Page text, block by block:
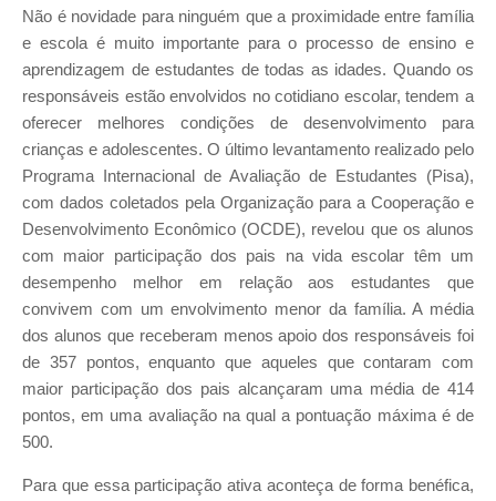
Não é novidade para ninguém que a proximidade entre família
e escola é muito importante para o processo de ensino e
aprendizagem de estudantes de todas as idades. Quando os
responsáveis estão envolvidos no cotidiano escolar, tendem a
oferecer melhores condições de desenvolvimento para
crianças e adolescentes. O último levantamento realizado pelo
Programa Internacional de Avaliação de Estudantes (Pisa),
com dados coletados pela Organização para a Cooperação e
Desenvolvimento Econômico (OCDE), revelou que os alunos
com maior participação dos pais na vida escolar têm um
desempenho melhor em relação aos estudantes que
convivem com um envolvimento menor da família. A média
dos alunos que receberam menos apoio dos responsáveis foi
de 357 pontos, enquanto que aqueles que contaram com
maior participação dos pais alcançaram uma média de 414
pontos, em uma avaliação na qual a pontuação máxima é de
500.
Para que essa participação ativa aconteça de forma benéfica,